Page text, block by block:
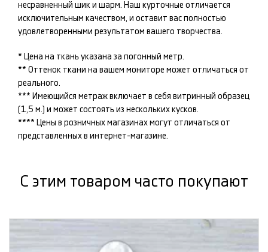
несравненный шик и шарм. Наш курточные отличается
исключительным качеством, и оставит вас полностью
удовлетворенными результатом вашего творчества.
* Цена на ткань указана за погонный метр.
** Оттенок ткани на вашем мониторе может отличаться от
реального.
*** Имеющийся метраж включает в себя витринный образец
(1,5 м.) и может состоять из нескольких кусков.
**** Цены в розничных магазинах могут отличаться от
представленных в интернет-магазине.
С этим товаром часто покупают